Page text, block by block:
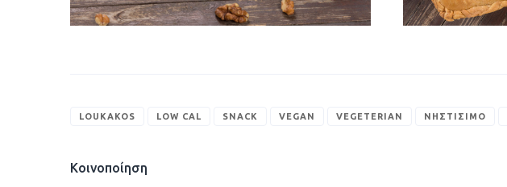
LOUKAKOS LOW CAL SNACK VEGAN VEGETERIAN ΝΗΣΤΊΣΙΜΟ
Κοινοποίηση